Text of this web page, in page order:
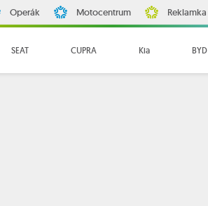
Operák Motocentrum Reklamka
SEAT CUPRA Kia BYD